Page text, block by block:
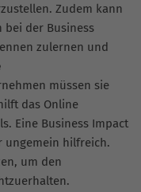
Zudem kann
bei der Business
zulernen und
müssen sie
das Online
Eine Business Impact
ungemein hilfreich.
um den